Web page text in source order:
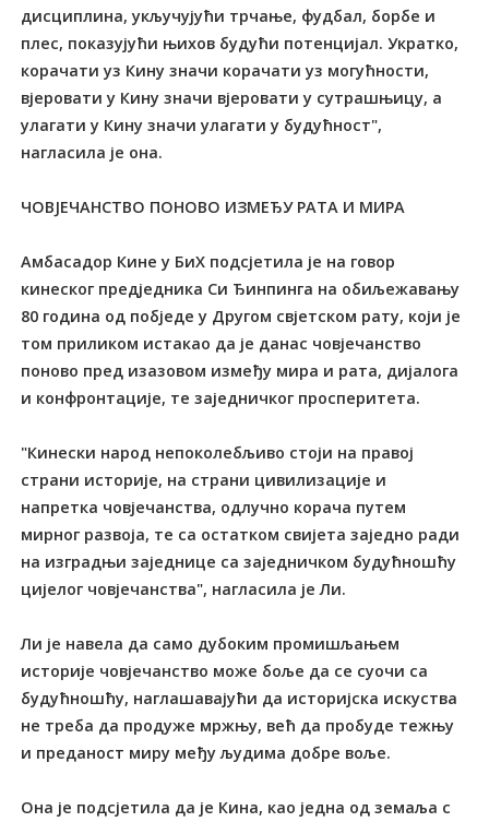
дисциплина, укључујући трчање, фудбал, борбе и
плес, показујући њихов будући потенцијал. Укратко,
корачати уз Кину значи корачати уз могућности,
вјеровати у Кину значи вјеровати у сутрашњицу, а
улагати у Кину значи улагати у будућност",
нагласила је она.
ЧОВЈЕЧАНСТВО ПОНОВО ИЗМЕЂУ РАТА И МИРА
Амбасадор Кине у БиХ подсјетила је на говор
кинеског предједника Си Ђинпинга на обиљежавању
80 година од побједе у Другом свјетском рату, који је
том приликом истакао да је данас човјечанство
поново пред изазовом између мира и рата, дијалога
и конфронтације, те заједничког просперитета.
"Кинески народ непоколебљиво стоји на правој
страни историје, на страни цивилизације и
напретка човјечанства, одлучно корача путем
мирног развоја, те са остатком свијета заједно ради
на изградњи заједнице са заједничком будућношћу
цијелог човјечанства", нагласила је Ли.
Ли је навела да само дубоким промишљањем
историје човјечанство може боље да се суочи са
будућношћу, наглашавајући да историјска искуства
не треба да продуже мржњу, већ да пробуде тежњу
и преданост миру међу људима добре воље.
Она је подсјетила да је Кина, као једна од земаља с